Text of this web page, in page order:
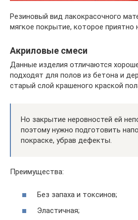
Резиновый вид лакокрасочного
мягкое покрытие, которое приятно
Акриловые смеси
Данные изделия отличаются
подходят для полов из бетона и
старый слой крашеного краской
Но закрытие неровностей ей
поэтому нужно подготовить
покраске, убрав дефекты.
Преимущества:
Без запаха и токсинов;
Эластичная;